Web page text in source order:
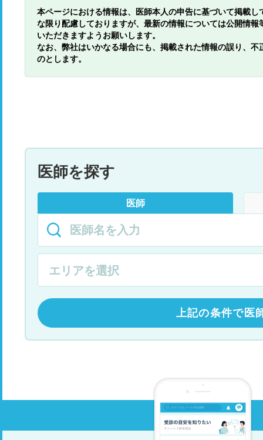
本ページにおける情報は、医師本人の申告に基づいて掲載
な限り配慮しておりますが、最新の情報については公開情
いただきますようお願いします。
なお、弊社はいかなる場合にも、掲載された情報の誤り、
のとします。
医師を探す
医師
上記の条件で医